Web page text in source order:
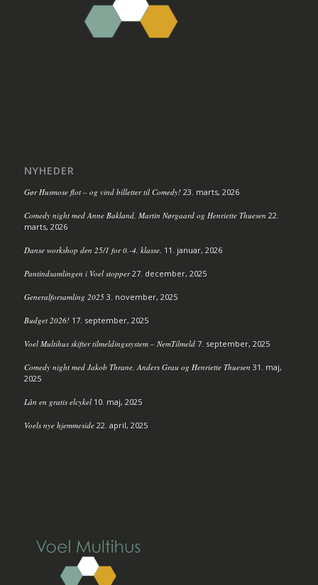
NYHEDER
Gør Husmose flot – og vind billetter til Comedy! 23. marts, 2026
Comedy night med Anne Bakland, Martin Nørgaard og Henriette Thuesen 22.
marts, 2026
Danse workshop den 25/1 for 0.-4. klasse. 11. januar, 2026
Pantindsamlingen i Voel stopper 27. december, 2025
Generalforsamling 2025 3. november, 2025
Budget 2026! 17. september, 2025
Voel Multihus skifter tilmeldingssystem – NemTilmeld 7. september, 2025
Comedy night med Jakob Thrane, Anders Grau og Henriette Thuesen 31. maj,
2025
Lån en gratis elcykel 10. maj, 2025
Voels nye hjemmeside 22. april, 2025